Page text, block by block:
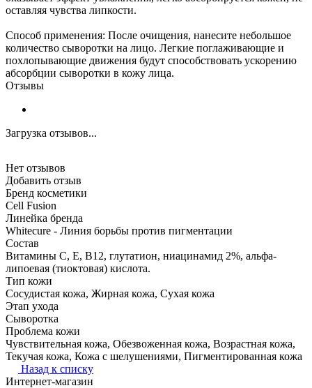
оставляя чувства липкости.
Способ применения: После очищения, нанесите небольшое
количество сыворотки на лицо. Легкие поглаживающие и
похлопывающие движения будут способствовать ускорению
абсорбции сыворотки в кожу лица.
Отзывы
Загрузка отзывов...
Нет отзывов
Добавить отзыв
Бренд косметики
Cell Fusion
Линейка бренда
Whitecure - Линия борьбы против пигментации
Состав
Витамины С, Е, В12, глутатион, ниацинамид 2%, альфа-
липоевая (тиоктовая) кислота.
Тип кожи
Сосудистая кожа, Жирная кожа, Сухая кожа
Этап ухода
Сыворотка
Проблема кожи
Чувствительная кожа, Обезвоженная кожа, Возрастная кожа,
Текучая кожа, Кожа с шелушениями, Пигментированная кожа
Назад к списку
Интернет-магазин